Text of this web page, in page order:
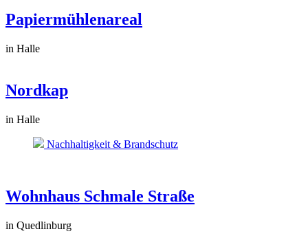
Papiermühlenareal
in Halle
Nordkap
in Halle
Nachhaltigkeit & Brandschutz
Wohnhaus Schmale Straße
in Quedlinburg